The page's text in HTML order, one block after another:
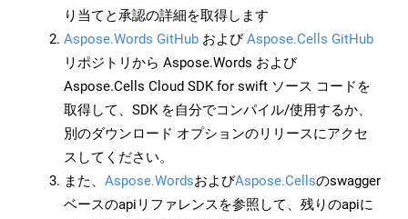
り当てと承認の詳細を取得します
Aspose.Words GitHub およびAspose.Cells GitHub
リポジトリから Aspose.Words および
Aspose.Cells Cloud SDK for swift ソース コードを
取得して、SDK を自分でコンパイル/使用するか、
別のダウンロード オプションのリリースにアクセ
スしてください。
また、 Aspose.WordsおよびAspose.Cellsのswagger
ベースのapiリファレンスを参照して、残りのapiに